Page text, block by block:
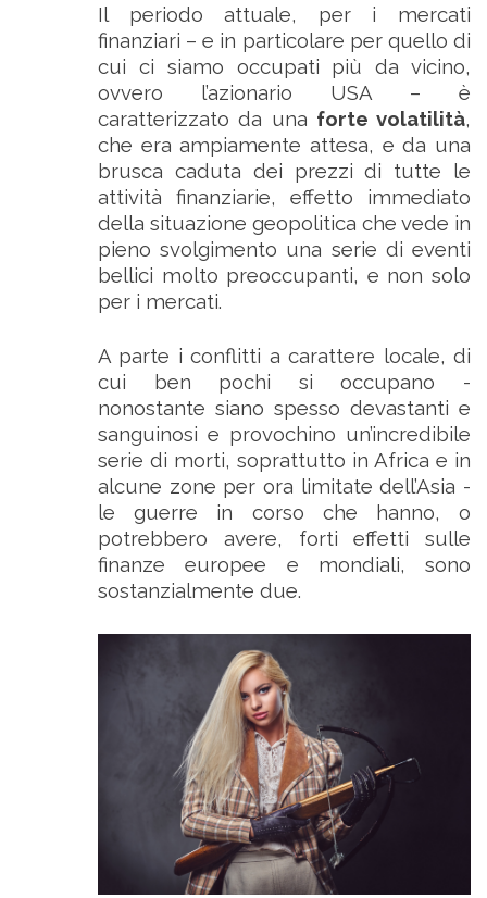
Il periodo attuale, per i mercati
finanziari – e in particolare per quello di
cui ci siamo occupati più da vicino,
ovvero l’azionario USA – è
caratterizzato da una forte volatilità,
che era ampiamente attesa, e da una
brusca caduta dei prezzi di tutte le
attività finanziarie, effetto immediato
della situazione geopolitica che vede in
pieno svolgimento una serie di eventi
bellici molto preoccupanti, e non solo
per i mercati.
A parte i conflitti a carattere locale, di
cui ben pochi si occupano -
nonostante siano spesso devastanti e
sanguinosi e provochino un’incredibile
serie di morti, soprattutto in Africa e in
alcune zone per ora limitate dell’Asia -
le guerre in corso che hanno, o
potrebbero avere, forti effetti sulle
finanze europee e mondiali, sono
sostanzialmente due.